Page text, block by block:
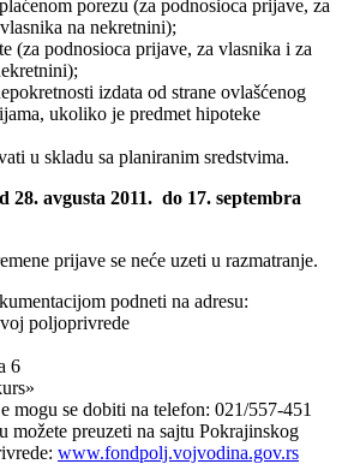
porezu (za podnosioca prijave, za
na nekretnini);
podnosioca prijave, za vlasnika i za
izdata od strane ovlašćenog
ukoliko je predmet hipoteke
u skladu sa planiranim sredstvima.
28. avgusta 2011. do 17. septembra
prijave se neće uzeti u razmatranje.
podneti na adresu:
poljoprivrede
6
mogu se dobiti na telefon: 021/557-451
možete preuzeti na sajtu Pokrajinskog
www.fondpolj.vojvodina.gov.rs